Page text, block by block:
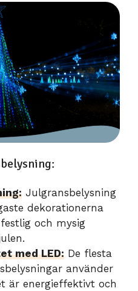
Julgransbelysning
dekorationerna
och mysig
med LED: De flesta
använder
är energieffektivt och